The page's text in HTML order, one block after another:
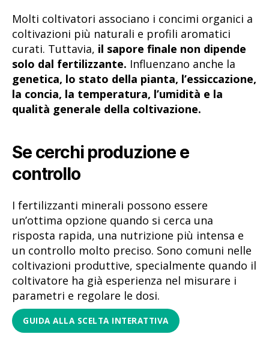
Molti coltivatori associano i concimi organici a
coltivazioni più naturali e profili aromatici
curati. Tuttavia, il sapore finale non dipende
solo dal fertilizzante. Influenzano anche la
genetica, lo stato della pianta, l’essiccazione,
la concia, la temperatura, l’umidità e la
qualità generale della coltivazione.
Se cerchi produzione e
controllo
I fertilizzanti minerali possono essere
un’ottima opzione quando si cerca una
risposta rapida, una nutrizione più intensa e
un controllo molto preciso. Sono comuni nelle
coltivazioni produttive, specialmente quando il
coltivatore ha già esperienza nel misurare i
parametri e regolare le dosi.
GUIDA ALLA SCELTA INTERATTIVA